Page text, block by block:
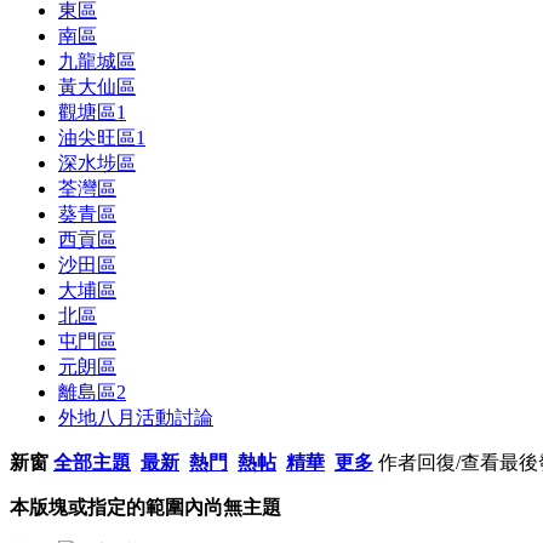
東區
南區
九龍城區
黃大仙區
觀塘區1
油尖旺區1
深水埗區
荃灣區
葵青區
西貢區
沙田區
大埔區
北區
屯門區
元朗區
離島區2
外地八月活動討論
新窗 全部主題 最新 熱門 熱帖 精華 更多 作者回復/查看最後
本版塊或指定的範圍內尚無主題